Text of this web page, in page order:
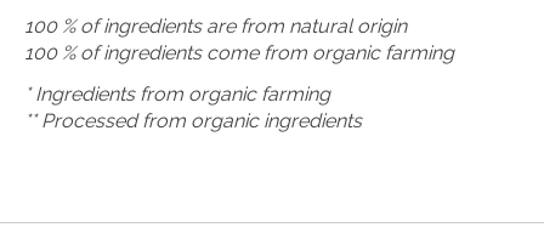
100 % of ingredients are from natural origin
100 % of ingredients come from organic farming
* Ingredients from organic farming
** Processed from organic ingredients